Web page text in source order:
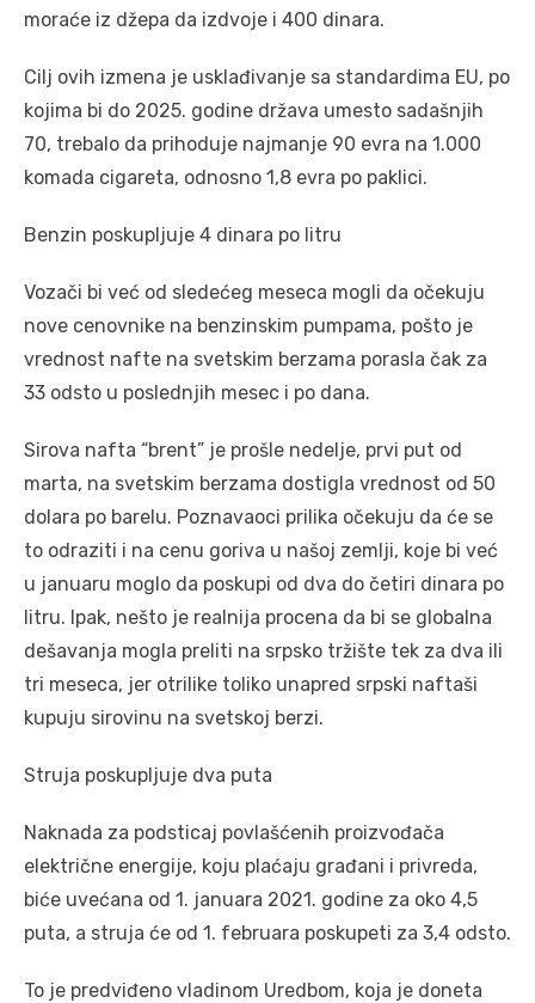
moraće iz džepa da izdvoje i 400 dinara.
Cilj ovih izmena je usklađivanje sa standardima EU, po
kojima bi do 2025. godine država umesto sadašnjih
70, trebalo da prihoduje najmanje 90 evra na 1.000
komada cigareta, odnosno 1,8 evra po paklici.
Benzin poskupljuje 4 dinara po litru
Vozači bi već od sledećeg meseca mogli da očekuju
nove cenovnike na benzinskim pumpama, pošto je
vrednost nafte na svetskim berzama porasla čak za
33 odsto u poslednjih mesec i po dana.
Sirova nafta “brent” je prošle nedelje, prvi put od
marta, na svetskim berzama dostigla vrednost od 50
dolara po barelu. Poznavaoci prilika očekuju da će se
to odraziti i na cenu goriva u našoj zemlji, koje bi već
u januaru moglo da poskupi od dva do četiri dinara po
litru. Ipak, nešto je realnija procena da bi se globalna
dešavanja mogla preliti na srpsko tržište tek za dva ili
tri meseca, jer otrilike toliko unapred srpski naftaši
kupuju sirovinu na svetskoj berzi.
Struja poskupljuje dva puta
Naknada za podsticaj povlašćenih proizvođača
električne energije, koju plaćaju građani i privreda,
biće uvećana od 1. januara 2021. godine za oko 4,5
puta, a struja će od 1. februara poskupeti za 3,4 odsto.
To je predviđeno vladinom Uredbom, koja je doneta